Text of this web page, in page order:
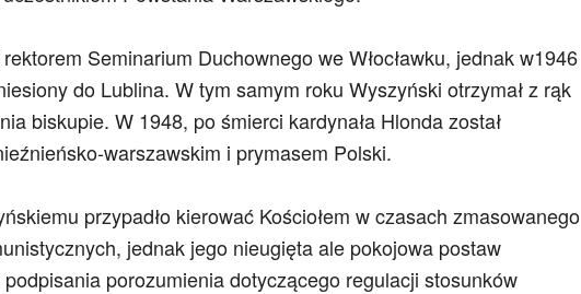
Seminarium Duchownego we Włocławku, jednak w1946
do Lublina. W tym samym roku Wyszyński otrzymał z rąk
biskupie. W 1948, po śmierci kardynała Hlonda został
warszawskim i prymasem Polski.
przypadło kierować Kościołem w czasach zmasowanego
jednak jego nieugięta ale pokojowa postaw
podpisania porozumienia dotyczącego regulacji stosunków